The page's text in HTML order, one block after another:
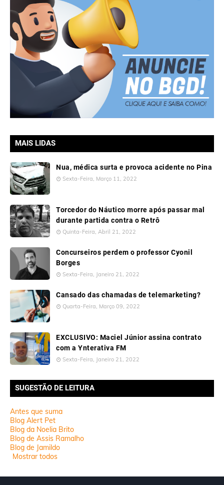
MAIS LIDAS
Nua, médica surta e provoca acidente no Pina
Sexta-Feira, Março 11, 2022
Torcedor do Náutico morre após passar mal
durante partida contra o Retrô
Quinta-Feira, Abril 21, 2022
Concurseiros perdem o professor Cyonil
Borges
Sexta-Feira, Janeiro 21, 2022
Cansado das chamadas de telemarketing?
Quarta-Feira, Março 09, 2022
EXCLUSIVO: Maciel Júnior assina contrato
com a Ynterativa FM
Sexta-Feira, Janeiro 21, 2022
SUGESTÃO DE LEITURA
Antes que suma
Blog Alert Pet
Blog da Noelia Brito
Blog de Assis Ramalho
Blog de Jamildo
Mostrar todos